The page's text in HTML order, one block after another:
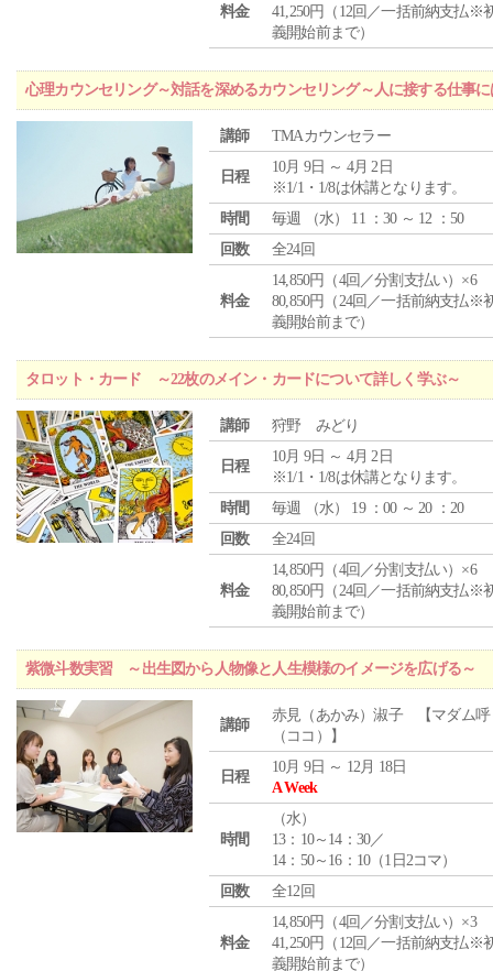
料金
41,250円（12回／一括前納支払※
義開始前まで）
心理カウンセリング～対話を深めるカウンセリング～人に接する仕事
講師 TMAカウンセラー
日程
10月 9日 ～ 4月 2日
※1/1・1/8は休講となります。
時間
毎週 （水） 11 ：30 ～ 12 ：50
回数
全24回
料金
14,850円（4回／分割支払い）×6
80,850円（24回／一括前納支払※
義開始前まで）
タロット・カード ～22枚のメイン・カードについて詳しく学ぶ～
講師 狩野 みどり
日程
10月 9日 ～ 4月 2日
※1/1・1/8は休講となります。
時間
毎週 （水） 19 ：00 ～ 20 ：20
回数
全24回
料金
14,850円（4回／分割支払い）×6
80,850円（24回／一括前納支払※
義開始前まで）
紫微斗数実習 ～出生図から人物像と人生模様のイメージを広げる～
講師
赤見（あかみ）淑子 【マダム呼
（ココ）】
日程
10月 9日 ～ 12月 18日
A Week
時間
（水）
13：10～14：30／
14：50～16：10（1日2コマ）
回数
全12回
料金
14,850円（4回／分割支払い）×3
41,250円（12回／一括前納支払※
義開始前まで）